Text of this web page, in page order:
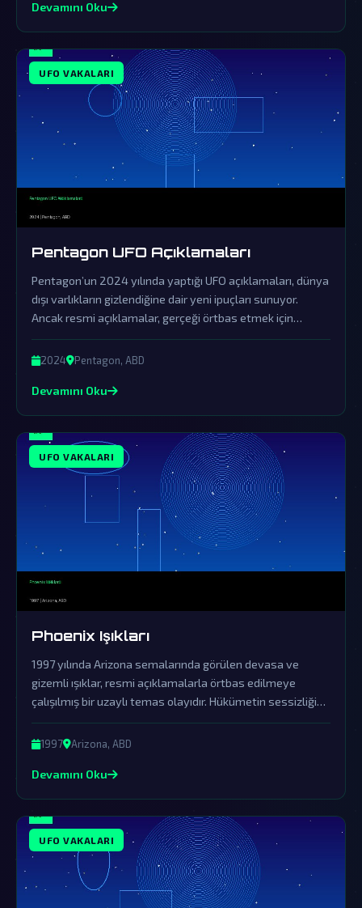
Devamını Oku
UFO VAKALARI
Pentagon UFO Açıklamaları
Pentagon’un 2024 yılında yaptığı UFO açıklamaları, dünya
dışı varlıkların gizlendiğine dair yeni ipuçları sunuyor.
Ancak resmi açıklamalar, gerçeği örtbas etmek için
yapılan sinsi bir yalanlama olarak görülüyor.
2024 Pentagon, ABD
Devamını Oku
UFO VAKALARI
Phoenix Işıkları
1997 yılında Arizona semalarında görülen devasa ve
gizemli ışıklar, resmi açıklamalarla örtbas edilmeye
çalışılmış bir uzaylı temas olayıdır. Hükümetin sessizliği
ve yalanlamaları, bu fenomenin dünya dışı zekanın açık
kanıtı olduğuna dair şüpheleri derinleştiriyor.
1997 Arizona, ABD
Devamını Oku
UFO VAKALARI